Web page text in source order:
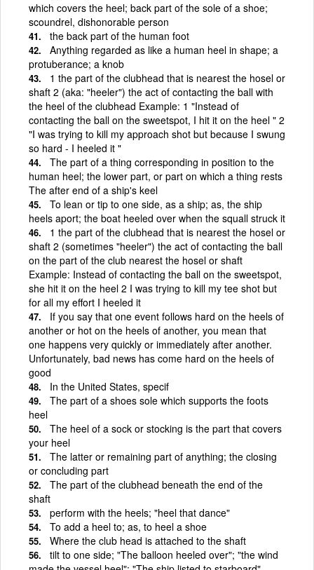
which covers the heel; back part of the sole of a shoe;
scoundrel, dishonorable person
the back part of the human foot
Anything regarded as like a human heel in shape; a
protuberance; a knob
1 the part of the clubhead that is nearest the hosel or
shaft 2 (aka: "heeler") the act of contacting the ball with
the heel of the clubhead Example: 1 "Instead of
contacting the ball on the sweetspot, I hit it on the heel " 2
"I was trying to kill my approach shot but because I swung
so hard - I heeled it "
The part of a thing corresponding in position to the
human heel; the lower part, or part on which a thing rests
The after end of a ship's keel
To lean or tip to one side, as a ship; as, the ship
heels aport; the boat heeled over when the squall struck it
1 the part of the clubhead that is nearest the hosel or
shaft 2 (sometimes "heeler") the act of contacting the ball
on the part of the club nearest the hosel or shaft
Example: Instead of contacting the ball on the sweetspot,
she hit it on the heel 2 I was trying to kill my tee shot but
for all my effort I heeled it
If you say that one event follows hard on the heels of
another or hot on the heels of another, you mean that
one happens very quickly or immediately after another.
Unfortunately, bad news has come hard on the heels of
good
In the United States, specif
The part of a shoes sole which supports the foots
heel
The heel of a sock or stocking is the part that covers
your heel
The latter or remaining part of anything; the closing
or concluding part
The part of the clubhead beneath the end of the
shaft
perform with the heels; "heel that dance"
To add a heel to; as, to heel a shoe
Where the club head is attached to the shaft
tilt to one side; "The balloon heeled over"; "the wind